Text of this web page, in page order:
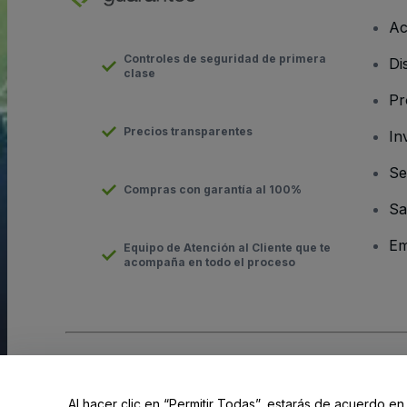
Controles de seguridad de primera
clase
Precios transparentes
Compras con garantía al 100%
Equipo de Atención al Cliente que te
acompaña en todo el proceso
Al hacer clic en “Permitir Todas”, estarás de acuerdo